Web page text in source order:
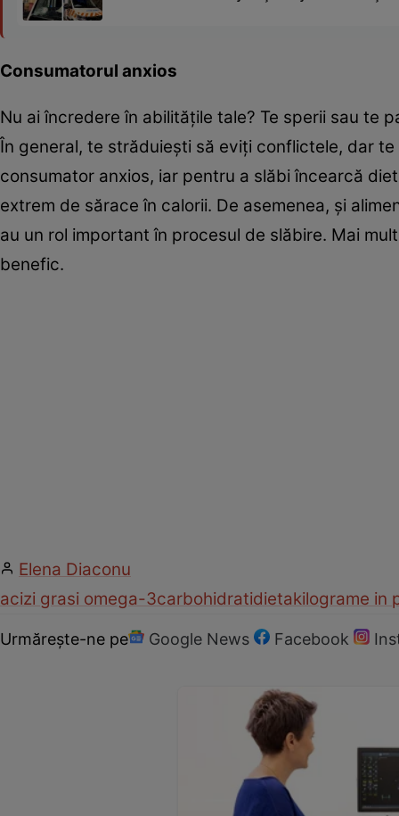
Consumatorul anxios
Nu ai încredere în abilităţile tale? Te sperii sau te
În general, te străduieşti să eviţi conflictele, dar
consumator anxios, iar pentru a slăbi încearcă
extrem de sărace în calorii. De asemenea, şi
au un rol important în procesul de slăbire. Mai
benefic.
Elena Diaconu
acizi grasi omega-3carbohidratidietakilograme in
Urmărește-ne pe Google News Facebook